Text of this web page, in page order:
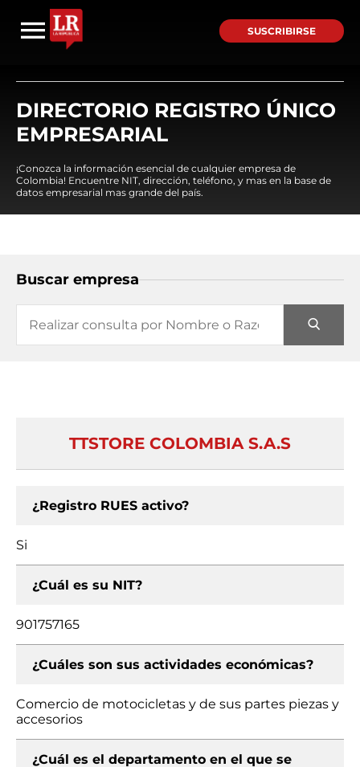
SUSCRIBIRSE
DIRECTORIO REGISTRO ÚNICO
EMPRESARIAL
¡Conozca la información esencial de cualquier empresa de
Colombia! Encuentre NIT, dirección, teléfono, y mas en la base de
datos empresarial mas grande del país.
Buscar empresa
TTSTORE COLOMBIA S.A.S
¿Registro RUES activo?
Si
¿Cuál es su NIT?
901757165
¿Cuáles son sus actividades económicas?
Comercio de motocicletas y de sus partes piezas y
accesorios
¿Cuál es el departamento en el que se